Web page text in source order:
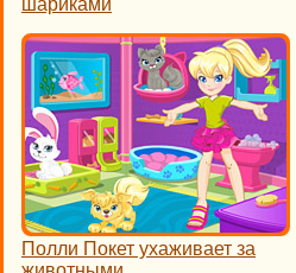
шариками
Полли Покет ухаживает за